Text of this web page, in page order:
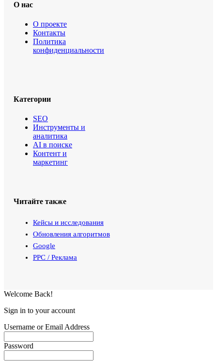
О нас
О проекте
Контакты
Политика
конфиденциальности
Категории
SEO
Инструменты и
аналитика
AI в поиске
Контент и
маркетинг
Читайте также
Кейсы и исследования
Обновления алгоритмов
Google
PPC / Реклама
Welcome Back!
Sign in to your account
Username or Email Address
Password